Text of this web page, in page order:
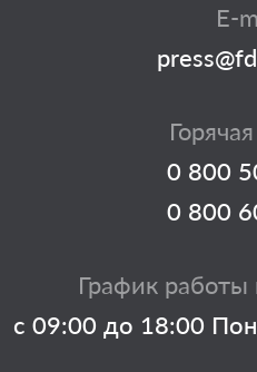
E-
0 800
0 800
График работы
с 09:00 до 18:00